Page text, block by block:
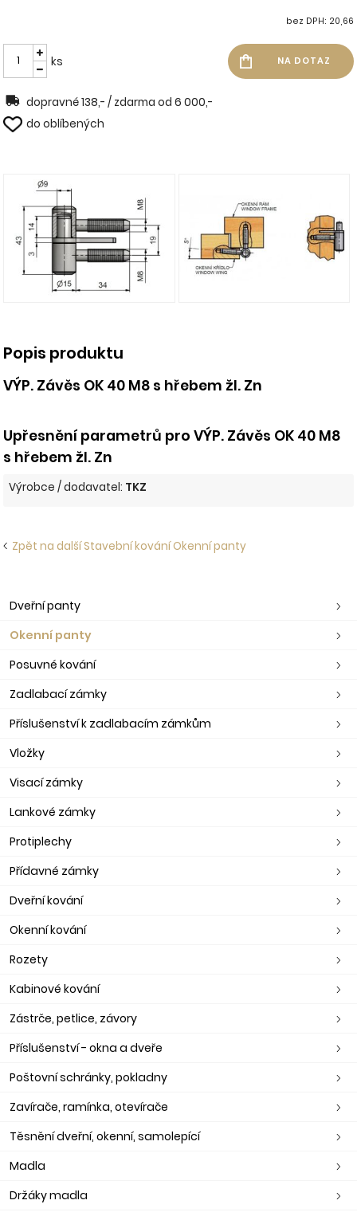
bez DPH: 20,66
ks
dopravné 138,- / zdarma od 6 000,-
do oblíbených
Popis produktu
VÝP. Závěs OK 40 M8 s hřebem žl. Zn
Upřesnění parametrů pro VÝP. Závěs OK 40 M8
s hřebem žl. Zn
Výrobce / dodavatel: TKZ
Zpět na další Stavební kování Okenní panty
Dveřní panty
Okenní panty
Posuvné kování
Zadlabací zámky
Příslušenství k zadlabacím zámkům
Vložky
Visací zámky
Lankové zámky
Protiplechy
Přídavné zámky
Dveřní kování
Okenní kování
Rozety
Kabinové kování
Zástrče, petlice, závory
Příslušenství - okna a dveře
Poštovní schránky, pokladny
Zavírače, ramínka, otevírače
Těsnění dveřní, okenní, samolepící
Madla
Držáky madla